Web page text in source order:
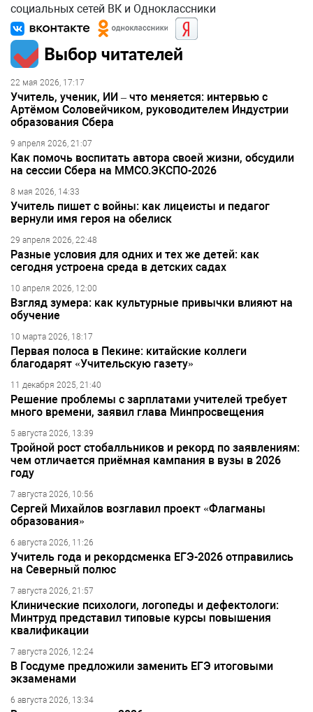
социальных сетей ВК и Одноклассники
Выбор читателей
22 мая 2026, 17:17
Учитель, ученик, ИИ – что меняется: интервью с
Артёмом Соловейчиком, руководителем Индустрии
образования Сбера
9 апреля 2026, 21:07
Как помочь воспитать автора своей жизни, обсудили
на сессии Сбера на ММСО.ЭКСПО-2026
8 мая 2026, 14:33
Учитель пишет с войны: как лицеисты и педагог
вернули имя героя на обелиск
29 апреля 2026, 22:48
Разные условия для одних и тех же детей: как
сегодня устроена среда в детских садах
10 апреля 2026, 12:00
Взгляд зумера: как культурные привычки влияют на
обучение
10 марта 2026, 18:17
Первая полоса в Пекине: китайские коллеги
благодарят «Учительскую газету»
11 декабря 2025, 21:40
Решение проблемы с зарплатами учителей требует
много времени, заявил глава Минпросвещения
5 августа 2026, 13:39
Тройной рост стобалльников и рекорд по заявлениям:
чем отличается приёмная кампания в вузы в 2026
году
7 августа 2026, 10:56
Сергей Михайлов возглавил проект «Флагманы
образования»
6 августа 2026, 11:26
Учитель года и рекордсменка ЕГЭ-2026 отправились
на Северный полюс
7 августа 2026, 21:57
Клинические психологи, логопеды и дефектологи:
Минтруд представил типовые курсы повышения
квалификации
7 августа 2026, 12:24
В Госдуме предложили заменить ЕГЭ итоговыми
экзаменами
6 августа 2026, 13:34